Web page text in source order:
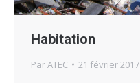
Habitation
ParATEC 21 février 2017